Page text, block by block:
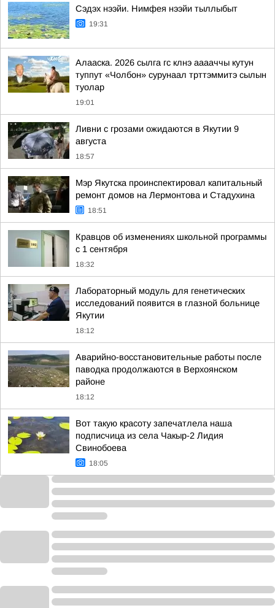
Сэдэх нээйи. Нимфея нээйи тыллыбыт
19:31
Алааска. 2026 сылга гс клнэ ааааччы кутун
туппут «Чолбон» сурунаал трттэммитэ сылын
туолар
19:01
Ливни с грозами ожидаются в Якутии 9
августа
18:57
Мэр Якутска проинспектировал капитальный
ремонт домов на Лермонтова и Стадухина
18:51
Кравцов об изменениях школьной программы
с 1 сентября
18:32
Лабораторный модуль для генетических
исследований появится в глазной больнице
Якутии
18:12
Аварийно-восстановительные работы после
паводка продолжаются в Верхоянском
районе
18:12
Вот такую красоту запечатлела наша
подписчица из села Чакыр-2 Лидия
Свинобоева
18:05